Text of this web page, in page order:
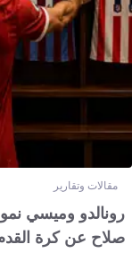
مقالات وتقارير
رونالدو وميسي
صلاح عن كرة